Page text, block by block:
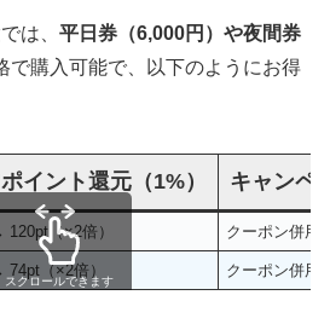
は、 平日券（6,000円）や夜間券
で購入可能で、以下のようにお得
イント還元（1%） キャンペ
（×2倍） クーポン併用
（×2倍） クーポン併用
スクロールできます